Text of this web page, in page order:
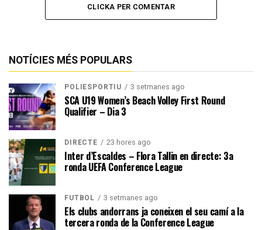
CLICKA PER COMENTAR
NOTÍCIES MÉS POPULARS
POLIESPORTIU 3 setmanes ago
SCA U19 Women’s Beach Volley First Round
Qualifier – Dia 3
DIRECTE 23 hores ago
Inter d’Escaldes – Flora Tallin en directe: 3a
ronda UEFA Conference League
FUTBOL 3 setmanes ago
Els clubs andorrans ja coneixen el seu camí a la
tercera ronda de la Conference League